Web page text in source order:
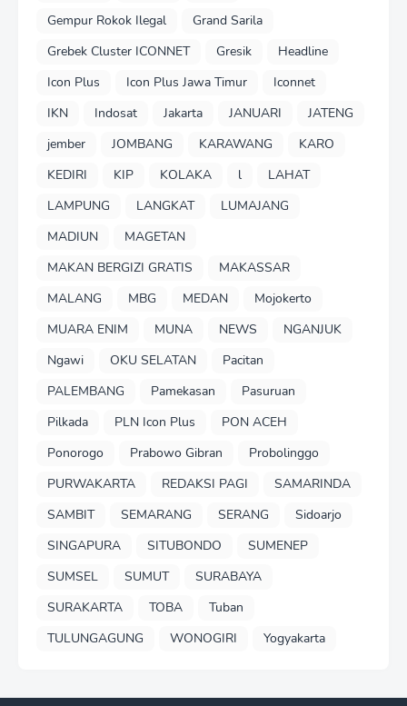
Gempur Rokok Ilegal
Grand Sarila
Grebek Cluster ICONNET
Gresik
Headline
Icon Plus
Icon Plus Jawa Timur
Iconnet
IKN
Indosat Jakarta JANUARI
JATENG
jember
JOMBANG KARAWANG
KARO
KEDIRI
KIP KOLAKA l
LAHAT
LAMPUNG
LANGKAT
LUMAJANG
MADIUN
MAGETAN
MAKAN BERGIZI GRATIS
MAKASSAR
MALANG
MBG MEDAN
Mojokerto
MUARA ENIM
MUNA NEWS
NGANJUK
Ngawi
OKU SELATAN
Pacitan
PALEMBANG
Pamekasan
Pasuruan
Pilkada
PLN Icon Plus
PON ACEH
Ponorogo
Prabowo Gibran
Probolinggo
PURWAKARTA
REDAKSI PAGI
SAMARINDA
SAMBIT
SEMARANG SERANG
Sidoarjo
SINGAPURA
SITUBONDO
SUMENEP
SUMSEL
SUMUT
SURABAYA
SURAKARTA
TOBA
Tuban
TULUNGAGUNG
WONOGIRI Yogyakarta